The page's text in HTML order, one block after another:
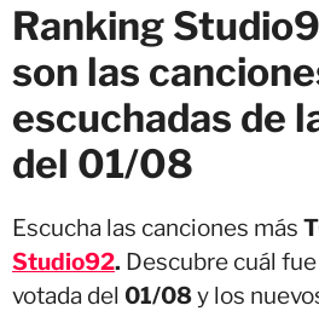
Ranking
son las
escuchadas de
del 01/08
Escucha las canciones más
Studio92. Descubre cuál
votada del 01/08y los